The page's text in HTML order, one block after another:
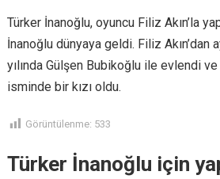
Türker İnanoğlu, oyuncu Filiz Akın’la
İnanoğlu dünyaya geldi. Filiz Akın’dan
yılında Gülşen Bubikoğlu ile evlendi
isminde bir kızı oldu.
Görüntülenme: 533
Türker İnanoğlu için